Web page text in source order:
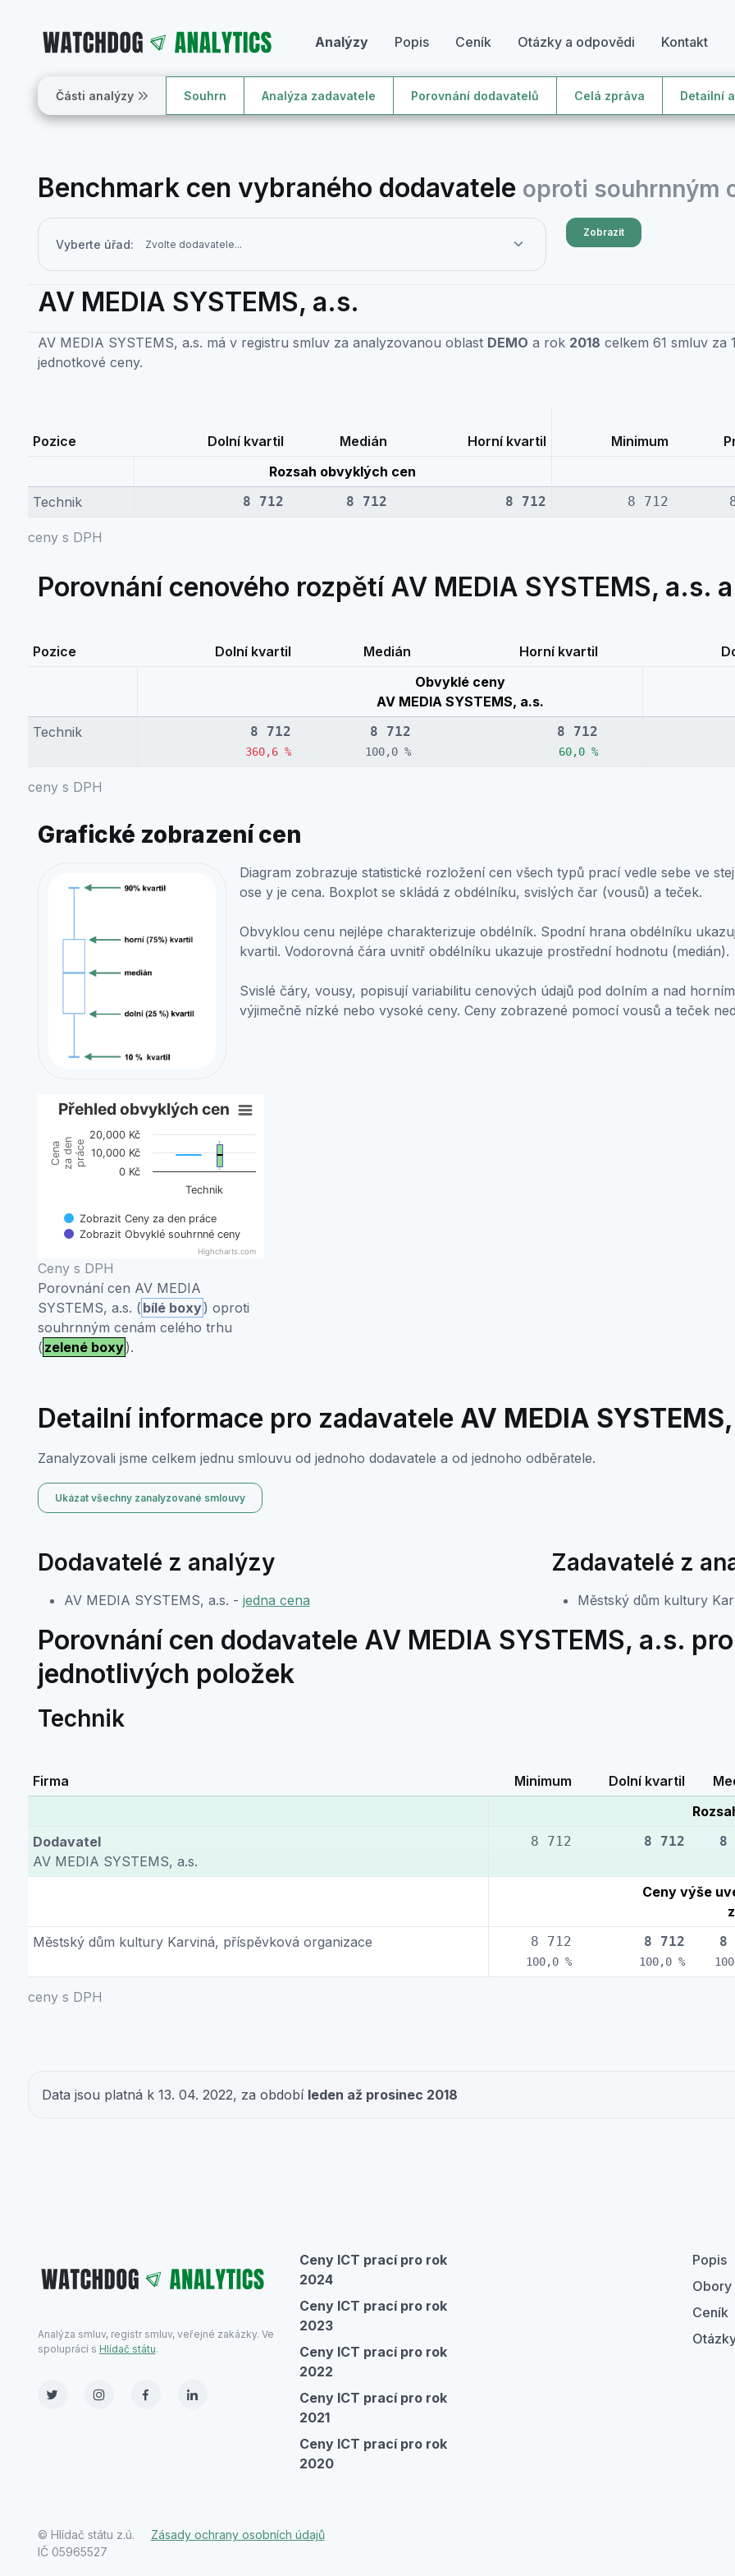
Analýzy Popis Ceník Otázky a odpovědi Kontakt
Části analýzy Souhrn Analýza zadavatele Porovnání dodavatelů Celá zpráva Detailní
Benchmark cen vybraného dodavatele oproti souhrnným
Vyberte úřad:
Zobrazit
AV MEDIA SYSTEMS, a.s.
AV MEDIA SYSTEMS, a.s. má v registru smluv za analyzovanou oblast DEMO a rok 2018 celkem 61 smluv za
jednotkové ceny.
ceny s DPH
Pozice Dolní kvartil Medián Horní kvartil Minimum
Rozsah obvyklých cen
Technik
8 712 8 712 8 712 8 712
Porovnání cenového rozpětí AV MEDIA SYSTEMS, a.s.
ceny s DPH
Pozice Dolní kvartil Medián Horní kvartil
Obvyklé ceny
AV MEDIA SYSTEMS, a.s.
Technik
8 712
360,6 %
8 712
100,0 %
8 712
60,0 %
Grafické zobrazení cen
Diagram zobrazuje statistické rozložení cen všech typů prací vedle sebe ve
ose y je cena. Boxplot se skládá z obdélníku, svislých čar (vousů) a teček.
Obvyklou cenu nejlépe charakterizuje obdélník. Spodní hrana obdélníku
kvartil. Vodorovná čára uvnitř obdélníku ukazuje prostřední hodnotu (medián).
Svislé čáry, vousy, popisují variabilitu cenových údajů pod dolním a nad
výjimečně nízké nebo vysoké ceny. Ceny zobrazené pomocí vousů a teček
Přehled obvyklých cen
Boxplot with 2 data series. Box plot charts are typically used to display groups of statistical data. Each data
View as data table, Přehled obvyklých cen
The chart has 1 X axis displaying categories.
Cenaza denpráce
Přehled obvyklých cen
Zobrazit Ceny za den práce
Zobrazit Obvyklé souhrnné ceny
Technik
0 Kč
10,000 Kč
20,000 Kč
Highcharts.com
End of interactive chart.
Ceny s DPH
Porovnání cen AV MEDIA
SYSTEMS, a.s. ( bílé boxy) oproti
souhrnným cenám celého trhu
( zelené boxy).
Detailní informace pro zadavatele AV MEDIA
Zanalyzovali jsme celkem jednu smlouvu od jednoho dodavatele a od jednoho odběratele.
Ukázat všechny zanalyzované smlouvy
Dodavatelé z analýzy
AV MEDIA SYSTEMS, a.s. - jedna cena
Zadavatelé z
Městský dům kultury
Porovnání cen dodavatele AV MEDIA SYSTEMS, a.s.
jednotlivých položek
Technik
ceny s DPH
Firma Minimum Dolní kvartil
Dodavatel
AV MEDIA SYSTEMS, a.s.
8 712 8 712 8
Ceny výše
Městský dům kultury Karviná, příspěvková organizace
8 712
100,0 %
8 712
100,0 %
8
Data jsou platná k 13. 04. 2022, za období leden až prosinec 2018
Analýza smluv, registr smluv, veřejné zakázky. Ve
spoluprácí s Hlídač státu.
Ceny ICT prací pro rok
2024
Ceny ICT prací pro rok
2023
Ceny ICT prací pro rok
2022
Ceny ICT prací pro rok
2021
Ceny ICT prací pro rok
2020
Popis
Obory
Ceník
© Hlídač státu z.ú. Zásady ochrany osobních údajů
IČ 05965527